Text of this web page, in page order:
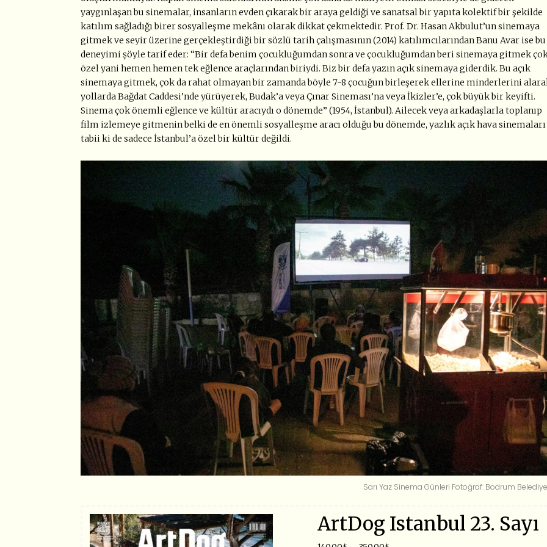
yaygınlaşan bu sinemalar, insanların evden çıkarak bir araya geldiği ve sanatsal bir yapıta kolektif bir şekilde
katılım sağladığı birer sosyalleşme mekânı olarak dikkat çekmektedir. Prof. Dr. Hasan Akbulut’un sinemaya
gitmek ve seyir üzerine gerçekleştirdiği bir sözlü tarih çalışmasının (2014) katılımcılarından Banu Avar ise bu
deneyimi şöyle tarif eder: “Bir defa benim çocukluğumdan sonra ve çocukluğumdan beri sinemaya gitmek
özel yani hemen hemen tek eğlence araçlarından biriydi. Biz bir defa yazın açık sinemaya giderdik. Bu açık
sinemaya gitmek, çok da rahat olmayan bir zamanda böyle 7-8 çocuğun birleşerek ellerine minderlerini
yollarda Bağdat Caddesi’nde yürüyerek, Budak’a veya Çınar Sineması’na veya İkizler’e, çok büyük bir keyifti.
Sinema çok önemli eğlence ve kültür aracıydı o dönemde” (1954, İstanbul). Ailecek veya arkadaşlarla toplanıp
film izlemeye gitmenin belki de en önemli sosyalleşme aracı olduğu bu dönemde, yazlık açık hava sinemaları
tabii ki de sadece İstanbul’a özel bir kültür değildi.
Sarı Yaz Sinema Günleri Fotoğraf: Bodrum
ArtDog Istanbul 23. Sayı